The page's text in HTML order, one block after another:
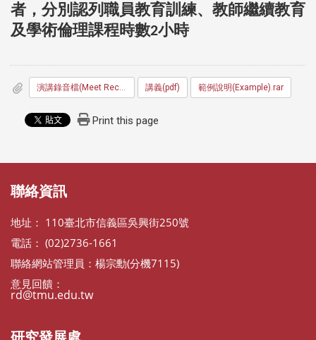
者，分別認列職員教育訓練、教師繼續教育
及學術倫理課程時數2小時
演講錄音檔(Meet Recording) 講義(pdf) 範例說明(Example).rar
Print this page
聯絡資訊
地址： 110臺北市信義區吳興街250號
電話： (02)2736-1661
聯絡網站管理員：楊宗勳(分機7115)
意見回饋：
rd@tmu.edu.tw